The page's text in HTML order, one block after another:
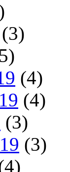
(3)
(4)
(4)
(3)
(3)